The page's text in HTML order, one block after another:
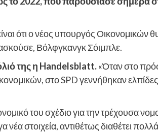
ότι ο νέος υπουργός Οικονομικών
Βόλφγκανγκ Σόιμπλε.
της η Handelsblatt.«Όταν στο
στο SPD γεννήθηκαν
του σχέδιο για την τρέχουσα
στοιχεία, αντιθέτως διαθέτει